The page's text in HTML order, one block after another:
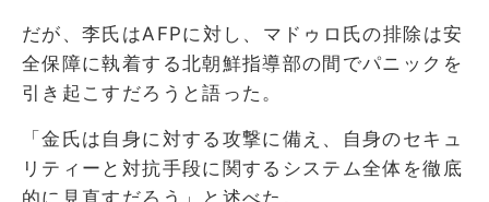
だが、李氏はAFPに対し、マドゥロ氏の排除は安
全保障に執着する北朝鮮指導部の間でパニックを
引き起こすだろうと語った。
「金氏は自身に対する攻撃に備え、自身のセキュ
リティーと対抗手段に関するシステム全体を徹底
的に見直すだろう」と述べた。